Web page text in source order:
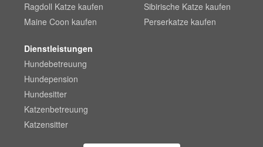
Ragdoll Katze kaufen
Maine Coon kaufen
Sibirische Katze kaufen
Perserkatze kaufen
Dienstleistungen
Hundebetreuung
Hundepension
Hundesitter
Katzenbetreuung
Katzensitter